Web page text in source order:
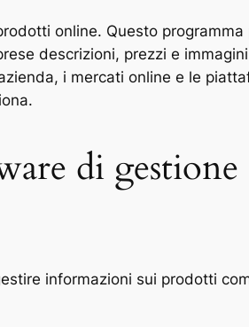
online. Questo programma
descrizioni, prezzi e
i mercati online e le
di gestione
informazioni sui prodotti